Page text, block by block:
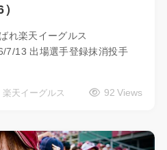
れ楽天イーグルス
7/13 出場選手登録抹消投手
楽天イーグルス 92 Views